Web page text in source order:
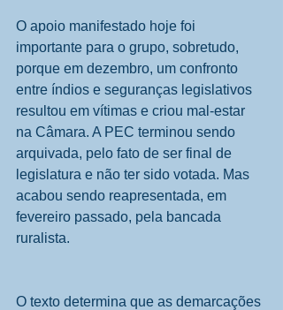
O apoio manifestado hoje foi
importante para o grupo, sobretudo,
porque em dezembro, um confronto
entre índios e seguranças legislativos
resultou em vítimas e criou mal-estar
na Câmara. A PEC terminou sendo
arquivada, pelo fato de ser final de
legislatura e não ter sido votada. Mas
acabou sendo reapresentada, em
fevereiro passado, pela bancada
ruralista.
O texto determina que as demarcações